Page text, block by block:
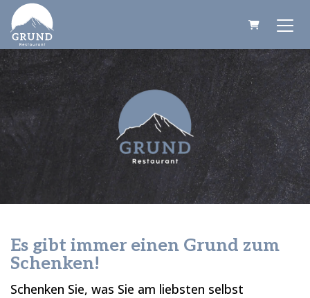
WARENKORB
Es gibt immer einen Grund zum
Schenken!
Schenken Sie, was Sie am liebsten selbst